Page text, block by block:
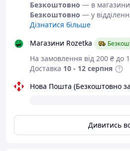
- Стимулює і допомагає
- Знімає втому,
- Запобігає виникненню
.- Мідь володіє
омолоджуючими
- Антицелюлітний масаж.
захворювань.
Безкоштовно — в
Безкоштовно — у
Дізнатися більше
Магазини Rozetka
На замовлення від 200 ₴ до
Доставка 10 - 12 серпня
Нова Пошта (Безкоштовно
Дивитись